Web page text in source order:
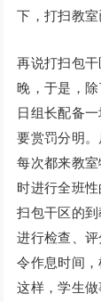
下，打扫教室
再说打扫包
晚，于是，
日组长配备
要赏罚分明
每次都来教
时进行全班
扫包干区的
进行检查、
令作息时间，
这样，学生